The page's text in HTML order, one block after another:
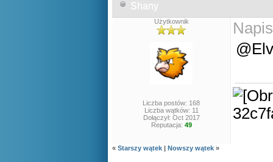
Shany
Użytkownik
Liczba postów: 168
Liczba wątków: 11
Dołączył: Oct 2017
Reputacja: 49
« Starszy wątek | Nowszy wątek »